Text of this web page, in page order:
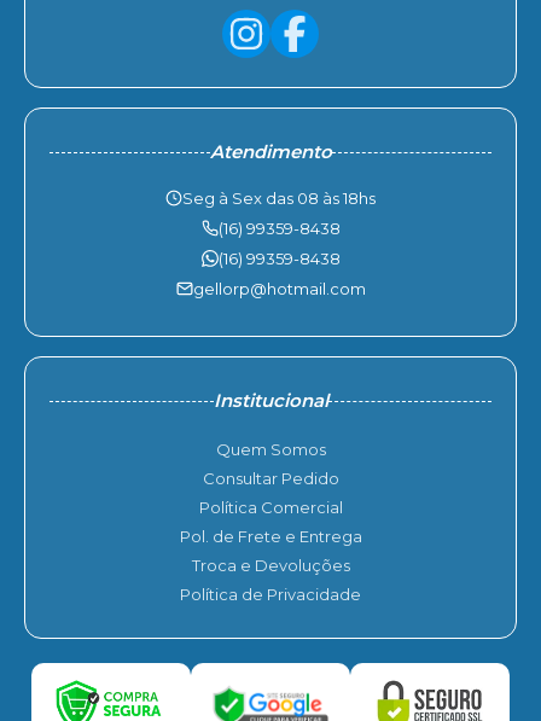
Atendimento
Seg à Sex das 08 às 18hs
(16) 99359-8438
(16) 99359-8438
gellorp@hotmail.com
Institucional
Quem Somos
Consultar Pedido
Política Comercial
Pol. de Frete e Entrega
Troca e Devoluções
Política de Privacidade